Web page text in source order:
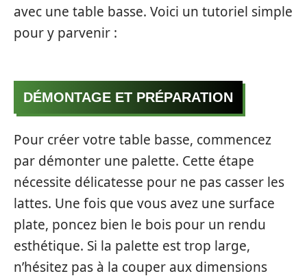
avec une table basse. Voici un tutoriel simple
pour y parvenir :
DÉMONTAGE ET PRÉPARATION
Pour créer votre table basse, commencez
par démonter une palette. Cette étape
nécessite délicatesse pour ne pas casser les
lattes. Une fois que vous avez une surface
plate, poncez bien le bois pour un rendu
esthétique. Si la palette est trop large,
n’hésitez pas à la couper aux dimensions